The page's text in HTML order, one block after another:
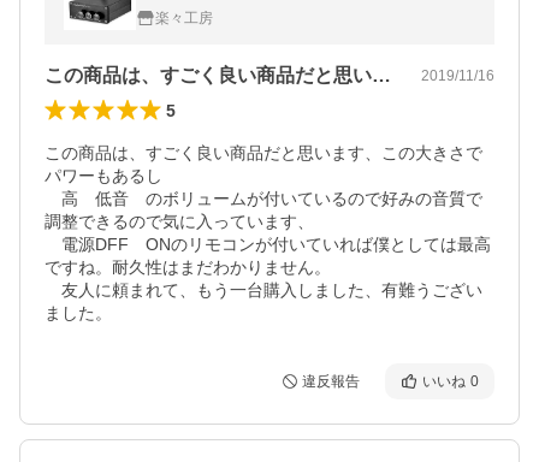
楽々工房
この商品は、すごく良い商品だと思います… 2019/11/16
5
この商品は、すごく良い商品だと思います、この大きさで
パワーもあるし
高　低音　のボリュームが付いているので好みの音質で
調整できるので気に入っています、
電源DFF　ONのリモコンが付いていれば僕としては最高
ですね。耐久性はまだわかりません。
友人に頼まれて、もう一台購入しました、有難うござい
ました。
違反報告 いいね 0